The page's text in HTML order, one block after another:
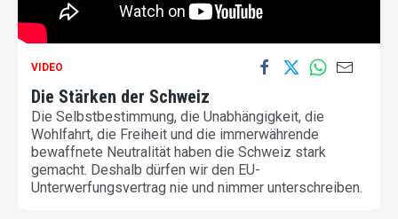
VIDEO
Die Stärken der Schweiz
Die Selbstbestimmung, die Unabhängigkeit, die
Wohlfahrt, die Freiheit und die immerwährende
bewaffnete Neutralität haben die Schweiz stark
gemacht. Deshalb dürfen wir den EU-
Unterwerfungsvertrag nie und nimmer unterschreiben.